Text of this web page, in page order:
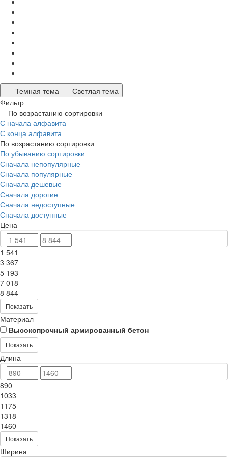
Темная тема
Светлая тема
Фильтр
По возрастанию сортировки
С начала алфавита
С конца алфавита
По возрастанию сортировки
По убыванию сортировки
Сначала непопулярные
Сначала популярные
Сначала дешевые
Сначала дорогие
Сначала недоступные
Сначала доступные
Цена
1 541
3 367
5 193
7 018
8 844
Показать
Материал
Высокопрочный армированный бетон
Показать
Длина
890
1033
1175
1318
1460
Показать
Ширина